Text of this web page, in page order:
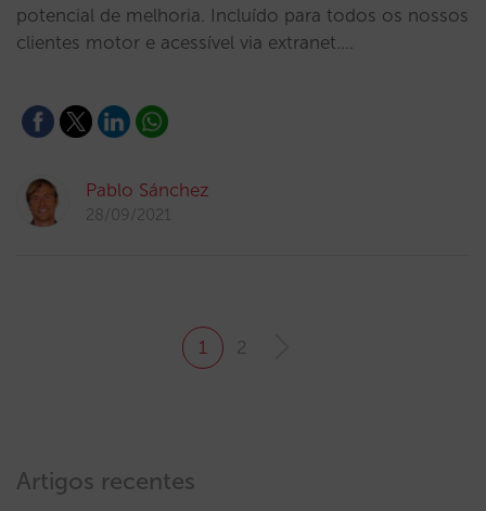
potencial de melhoria. Incluído para todos os nossos
clientes motor e acessível via extranet.…
Pablo Sánchez
28/09/2021
1 2
Artigos recentes